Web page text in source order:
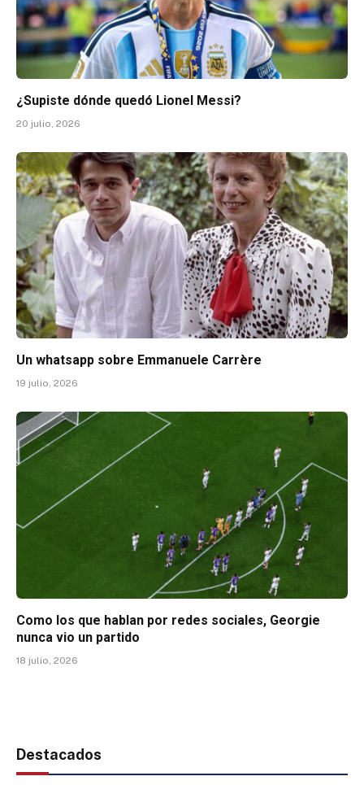
¿Supiste dónde quedó Lionel Messi?
20 julio, 2026
Un whatsapp sobre Emmanuele Carrère
19 julio, 2026
Como los que hablan por redes sociales, Georgie
nunca vio un partido
18 julio, 2026
Destacados